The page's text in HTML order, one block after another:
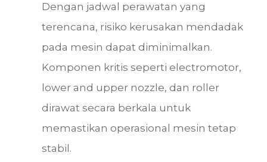
Dengan jadwal perawatan yang
terencana, risiko kerusakan mendadak
pada mesin dapat diminimalkan.
Komponen kritis seperti electromotor,
lower and upper nozzle, dan roller
dirawat secara berkala untuk
memastikan operasional mesin tetap
stabil.